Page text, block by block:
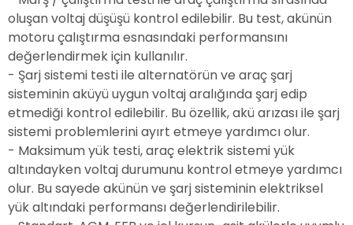
oluşan voltaj düşüşü kontrol edilebilir. Bu test, akünün
motoru çalıştırma esnasındaki performansını
değerlendirmek için kullanılır.
- Şarj sistemi testi ile alternatörün ve araç şarj
sisteminin aküyü uygun voltaj aralığında şarj edip
etmediği kontrol edilebilir. Bu özellik, akü arızası ile şarj
sistemi problemlerini ayırt etmeye yardımcı olur.
- Maksimum yük testi, araç elektrik sistemi yük
altındayken voltaj durumunu kontrol etmeye yardımcı
olur. Bu sayede akünün ve şarj sisteminin elektriksel
yük altındaki performansı değerlendirilebilir.